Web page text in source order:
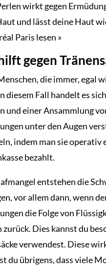
wirkt gegen
und lässt deine Haut
Paris lesen »
gegen
die immer, egal
diesem Fall handelt es
und einer Ansammlung
unter den Augen
indem man sie
bezahlt.
entstehen die
vor allem dann, wenn
die Folge von
zurück. Dies kannst du
verwendest. Diese
du übrigens, dass viele